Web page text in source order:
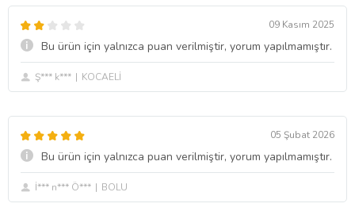
09 Kasım 2025
Bu ürün için yalnızca puan verilmiştir, yorum yapılmamıştır.
Ş*** k*** KOCAELİ
05 Şubat 2026
Bu ürün için yalnızca puan verilmiştir, yorum yapılmamıştır.
İ*** n*** Ö*** BOLU